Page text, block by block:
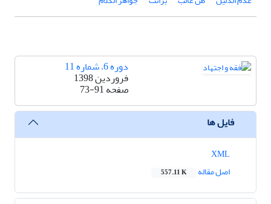
دوره 6، شماره 11
فروردین 1398
صفحه73-91
فایل ها
اصل مقاله
557.11 K